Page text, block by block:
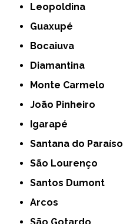
Leopoldina
Guaxupé
Bocaiuva
Diamantina
Monte Carmelo
João Pinheiro
Igarapé
Santana do Paraíso
São Lourenço
Santos Dumont
Arcos